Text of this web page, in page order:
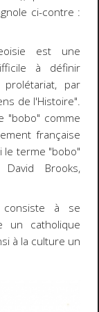
ci-contre :
est une
à définir
par
de l'Histoire".
"bobo" comme
française
le terme "bobo"
Brooks,
consiste à se
un catholique
à la culture un